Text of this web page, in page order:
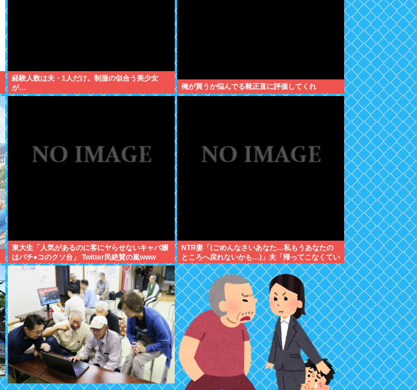
経験人数は夫・1人だけ。制服の似合う美少女
が…
俺が買うか悩んでる靴正直に評価してくれ
東大生「人気があるのに客にヤらせないキャバ嬢
はパチ●コのクソ台」 Twitter民絶賛の嵐www
NTR妻「(ごめんなさいあなた…私もうあなたの
ところへ戻れないかも…)」夫「帰ってこなくてい
いよ」